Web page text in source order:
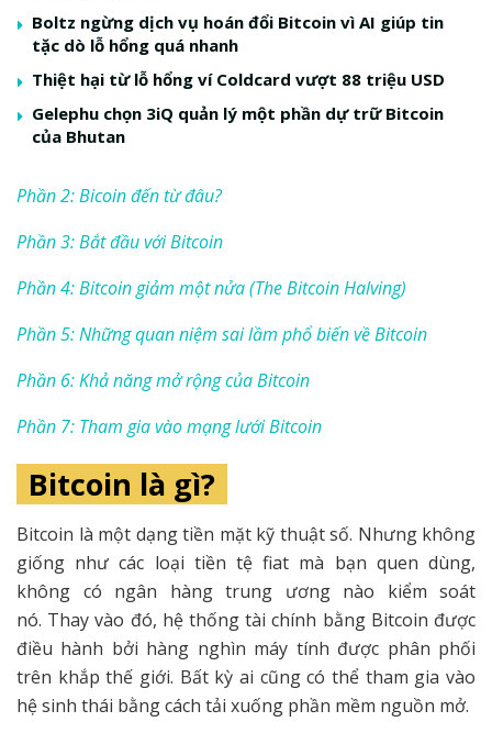
Boltz ngừng dịch vụ hoán đổi Bitcoin vì AI giúp tin
tặc dò lỗ hổng quá nhanh
Thiệt hại từ lỗ hổng ví Coldcard vượt 88 triệu USD
Gelephu chọn 3iQ quản lý một phần dự trữ Bitcoin
của Bhutan
Phần 2: Bicoin đến từ đâu?
Phần 3: Bắt đầu với Bitcoin
Phần 4: Bitcoin giảm một nửa (The Bitcoin Halving)
Phần 5: Những quan niệm sai lầm phổ biến về Bitcoin
Phần 6: Khả năng mở rộng của Bitcoin
Phần 7: Tham gia vào mạng lưới Bitcoin
Bitcoin là gì?
Bitcoin là một dạng tiền mặt kỹ thuật số. Nhưng không
giống như các loại tiền tệ fiat mà bạn quen dùng,
không có ngân hàng trung ương nào kiểm soát
nó. Thay vào đó, hệ thống tài chính bằng Bitcoin được
điều hành bởi hàng nghìn máy tính được phân phối
trên khắp thế giới. Bất kỳ ai cũng có thể tham gia vào
hệ sinh thái bằng cách tải xuống phần mềm nguồn mở.